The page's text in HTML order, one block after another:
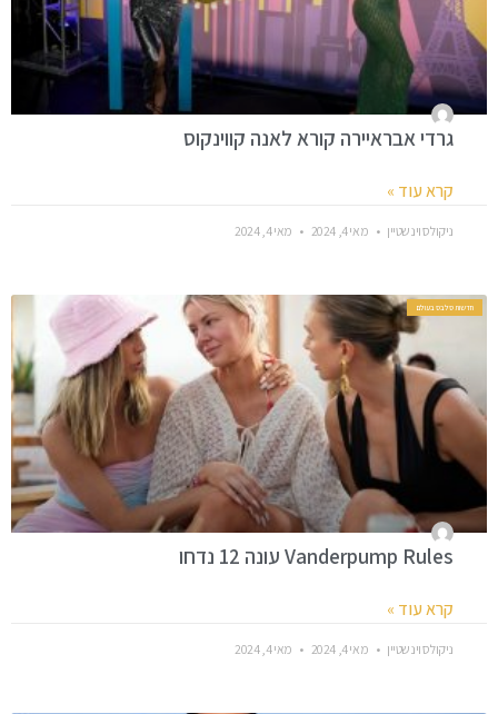
גרדי אבראיירה קורא לאנה קווינקוס
קרא עוד »
ניקולס וינשטיין מאי 4, 2024 מאי 4, 2024
חדשות סלבס בעולם
Vanderpump Rules עונה 12 נדחו
קרא עוד »
ניקולס וינשטיין מאי 4, 2024 מאי 4, 2024